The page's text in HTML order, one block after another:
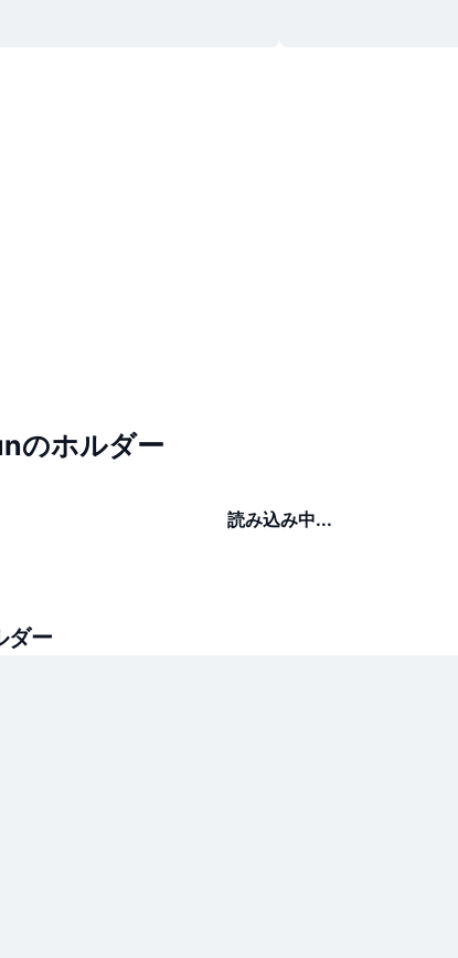
のホルダー
読み込み中...
ダー